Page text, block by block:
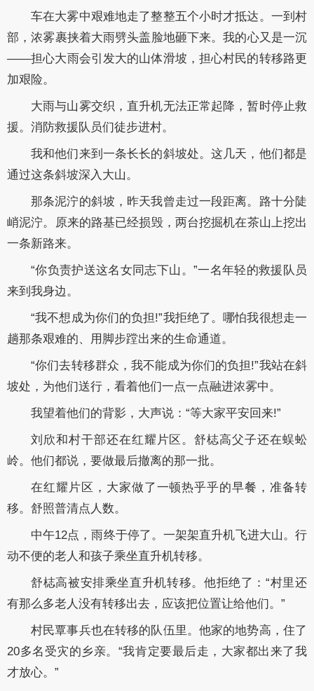
车在大雾中艰难地走了整整五个小时才抵达。一到村
部，浓雾裹挟着大雨劈头盖脸地砸下来。我的心又是一沉
——担心大雨会引发大的山体滑坡，担心村民的转移路更
加艰险。
大雨与山雾交织，直升机无法正常起降，暂时停止救
援。消防救援队员们徒步进村。
我和他们来到一条长长的斜坡处。这几天，他们都是
通过这条斜坡深入大山。
那条泥泞的斜坡，昨天我曾走过一段距离。路十分陡
峭泥泞。原来的路基已经损毁，两台挖掘机在茶山上挖出
一条新路来。
“你负责护送这名女同志下山。”一名年轻的救援队员
来到我身边。
“我不想成为你们的负担!”我拒绝了。哪怕我很想走一
趟那条艰难的、用脚步蹚出来的生命通道。
“你们去转移群众，我不能成为你们的负担!”我站在斜
坡处，为他们送行，看着他们一点一点融进浓雾中。
我望着他们的背影，大声说：“等大家平安回来!”
刘欣和村干部还在红耀片区。舒梽高父子还在蜈蚣
岭。他们都说，要做最后撤离的那一批。
在红耀片区，大家做了一顿热乎乎的早餐，准备转
移。舒照普清点人数。
中午12点，雨终于停了。一架架直升机飞进大山。行
动不便的老人和孩子乘坐直升机转移。
舒梽高被安排乘坐直升机转移。他拒绝了：“村里还
有那么多老人没有转移出去，应该把位置让给他们。”
村民覃事兵也在转移的队伍里。他家的地势高，住了
20多名受灾的乡亲。“我肯定要最后走，大家都出来了我
才放心。”